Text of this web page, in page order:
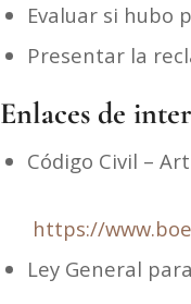
Evaluar si hubo
Presentar la
Enlaces de
Código Civil –
https://
Ley General